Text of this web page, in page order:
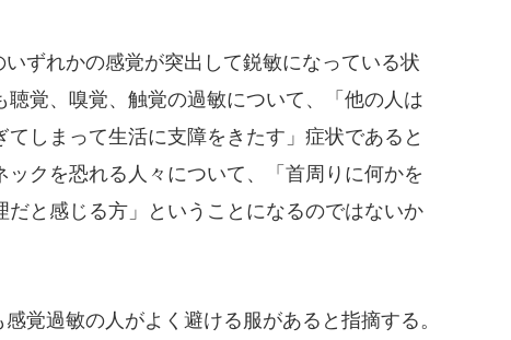
ずれかの感覚が突出して鋭敏になっている状
覚、嗅覚、触覚の過敏について、「他の人は
しまって生活に支障をきたす」症状であると
クを恐れる人々について、「首周りに何かを
と感じる方」ということになるのではないか
覚過敏の人がよく避ける服があると指摘する。